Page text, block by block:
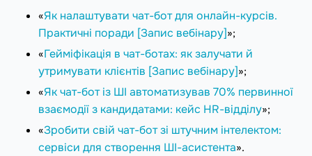
«Як налаштувати чат-бот для онлайн-курсів.
Практичні поради [Запис вебінару]»;
«Гейміфікація в чат-ботах: як залучати й
утримувати клієнтів [Запис вебінару]»;
«Як чат-бот із ШІ автоматизував 70% первинної
взаємодії з кандидатами: кейс HR-відділу»;
«Зробити свій чат-бот зі штучним інтелектом:
сервіси для створення ШІ-асистента».